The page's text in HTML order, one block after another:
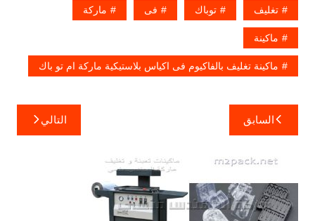
تغليف توباك فى ماركة
ماكينة
ماكينة تغليف بالفاكيوم فى اكياس بلاستيكية ماركة ام تو باك
تصفّح
المقالات
السابق التالي